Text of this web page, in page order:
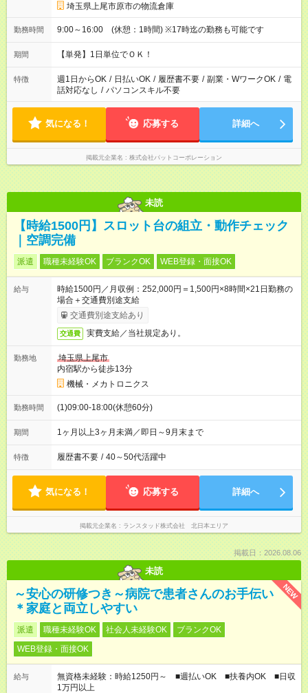
埼玉県上尾市原市の物流倉庫
勤務時間 9:00～16:00 (休憩：1時間) ※17時迄の勤務も可能です
期間 【単発】1日単位でＯＫ！
特徴 週1日からOK / 日払いOK / 履歴書不要 / 副業・WワークOK / 電
話対応なし / パソコンスキル不要
気になる！ 応募する 詳細へ
掲載元企業名 株式会社パットコーポレーション
未読
【時給1500円】スロット台の組立・動作チェック
｜空調完備
派遣 職種未経験OK ブランクOK WEB登録・面接OK
給与
時給1500円／月収例：252,000円＝1,500円×8時間×21日勤務の
場合＋交通費別途支給
交通費別途支給あり
交通費 実費支給／当社規定あり。
勤務地
埼玉県上尾市
内宿駅から徒歩13分
機械・メカトロニクス
勤務時間 (1)09:00-18:00(休憩60分)
期間 1ヶ月以上3ヶ月未満／即日～9月末まで
特徴 履歴書不要 / 40～50代活躍中
気になる！ 応募する 詳細へ
掲載元企業名 ランスタッド株式会社 北日本エリア
掲載日：2026.08.06
未読
NEW
～安心の研修つき～病院で患者さんのお手伝い
＊家庭と両立しやすい
派遣 職種未経験OK 社会人未経験OK
ブランクOK
WEB登録・面接OK
給与
無資格未経験：時給1250円～ ■週払いOK ■扶養内OK ■日収
1万円以上